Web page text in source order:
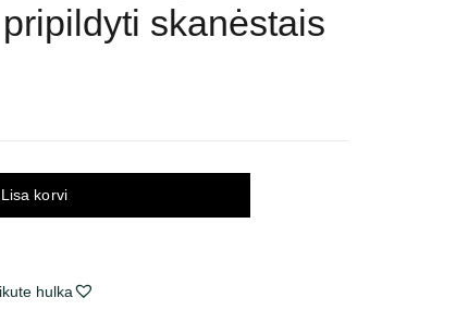
skanėstais
Lisa korvi
hulka